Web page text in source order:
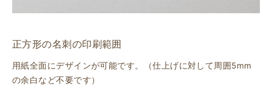
正方形の名刺の印刷範囲
用紙全面にデザインが可能です。（仕上げに対して周囲5mm
の余白など不要です）